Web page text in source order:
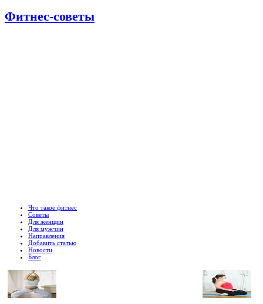
Фитнес-советы
Что такое фитнес
Советы
Для женщин
Для мужчин
Направления
Добавить статью
Новости
Блог